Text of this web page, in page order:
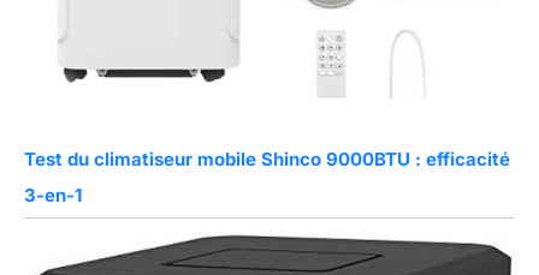
Test du climatiseur mobile Shinco 9000BTU : efficacité
3-en-1